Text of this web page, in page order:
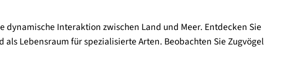
dynamische Interaktion zwischen Land und Meer. Entdecken Sie
Lebensraum für spezialisierte Arten. Beobachten Sie Zugvögel